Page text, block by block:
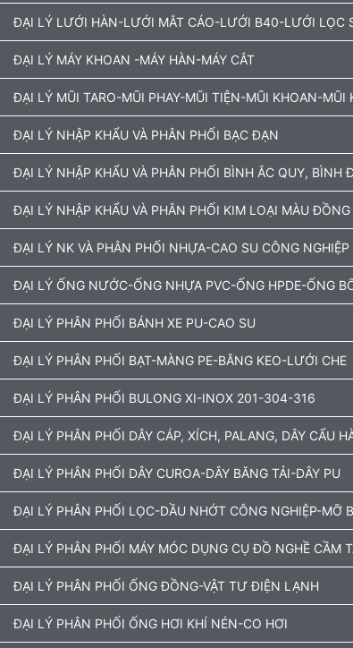
ĐẠI LÝ LƯỚI HÀN-LƯỚI MẮT CÁO-LƯỚI B40-LƯỚI LỌC
ĐẠI LÝ MÁY KHOAN -MÁY HÀN-MÁY CẮT
ĐẠI LÝ MŨI TARO-MŨI PHAY-MŨI TIỆN-MŨI KHOAN-MŨI
ĐẠI LÝ NHẬP KHẨU VÀ PHÂN PHỐI BẠC ĐẠN
ĐẠI LÝ NHẬP KHẨU VÀ PHÂN PHỐI BÌNH ẮC QUY, BÌNH
ĐẠI LÝ NHẬP KHẨU VÀ PHÂN PHỐI KIM LOẠI MÀU
ĐẠI LÝ NK VÀ PHÂN PHỐI NHỰA-CAO SU CÔNG NGHIỆP
ĐẠI LÝ ỐNG NƯỚC-ỐNG NHỰA PVC-ỐNG HPDE-ỐNG
ĐẠI LÝ PHÂN PHỐI BÁNH XE PU-CAO SU
ĐẠI LÝ PHÂN PHỐI BẠT-MÀNG PE-BĂNG KEO-LƯỚI CHE
ĐẠI LÝ PHÂN PHỐI BULONG XI-INOX 201-304-316
ĐẠI LÝ PHÂN PHỐI DÂY CÁP, XÍCH, PALANG, DÂY CẨU
ĐẠI LÝ PHÂN PHỐI DÂY CUROA-DÂY BĂNG TẢI-DÂY PU
ĐẠI LÝ PHÂN PHỐI LỌC-DẦU NHỚT CÔNG NGHIỆP-MỠ
ĐẠI LÝ PHÂN PHỐI MÁY MÓC DỤNG CỤ ĐỒ NGHỀ CẦM
ĐẠI LÝ PHÂN PHỐI ỐNG ĐỒNG-VẬT TƯ ĐIỆN LẠNH
ĐẠI LÝ PHÂN PHỐI ỐNG HƠI KHÍ NÉN-CO HƠI